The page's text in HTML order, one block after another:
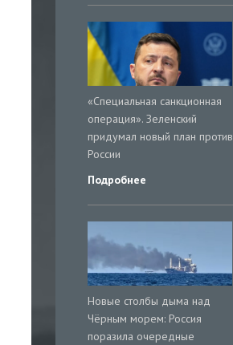
«Специальная санкционная
операция». Зеленский
придумал новый план против
России
Подробнее
Новые столбы дыма над
Чёрным морем: Россия
поразила очередные